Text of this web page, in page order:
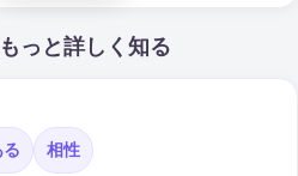
っと詳しく知る
相性